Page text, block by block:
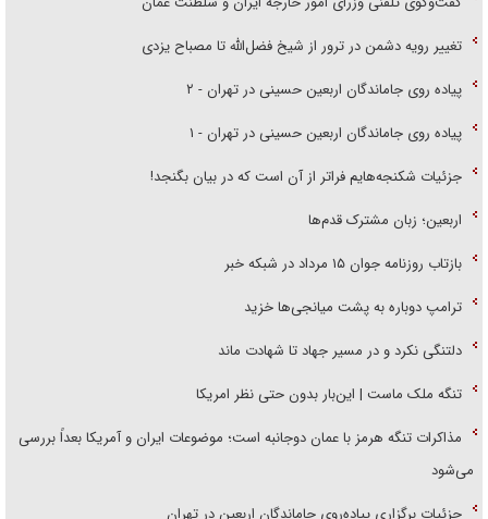
تغییر رویه دشمن در ترور از شیخ فضل‌الله تا مصباح یزدی
پیاده روی جاماندگان اربعین حسینی در تهران - ۲
پیاده روی جاماندگان اربعین حسینی در تهران - ۱
جزئیات شکنجه‌هایم فراتر از آن است که در بیان بگنجد!
اربعین؛ زبان مشترک قدم‌ها
بازتاب روزنامه جوان ۱۵ مرداد در شبکه خبر
ترامپ دوباره به پشت میانجی‌ها خزید
دلتنگی نکرد و در مسیر جهاد تا شهادت ماند
تنگه ملک ماست | این‌بار بدون حتی نظر امریکا
مذاکرات تنگه هرمز با عمان دوجانبه است؛ موضوعات ایران و آمریکا بعداً بررسی
می‌شود
جزئیات برگزاری پیاده‌روی جاماندگان اربعین در تهران